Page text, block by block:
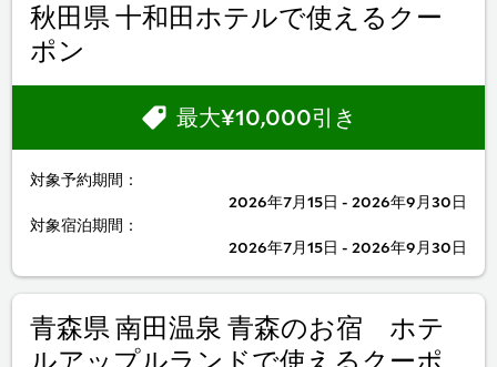
対象予約期間：
2026年7月15日 - 2026年9月30日
対象宿泊期間：
2026年7月15日 - 2026年9月30日
最大¥10,000引き
秋田県 十和田ホテルで使えるクー
ポン
青森県 南田温泉 青森のお宿 ホテ